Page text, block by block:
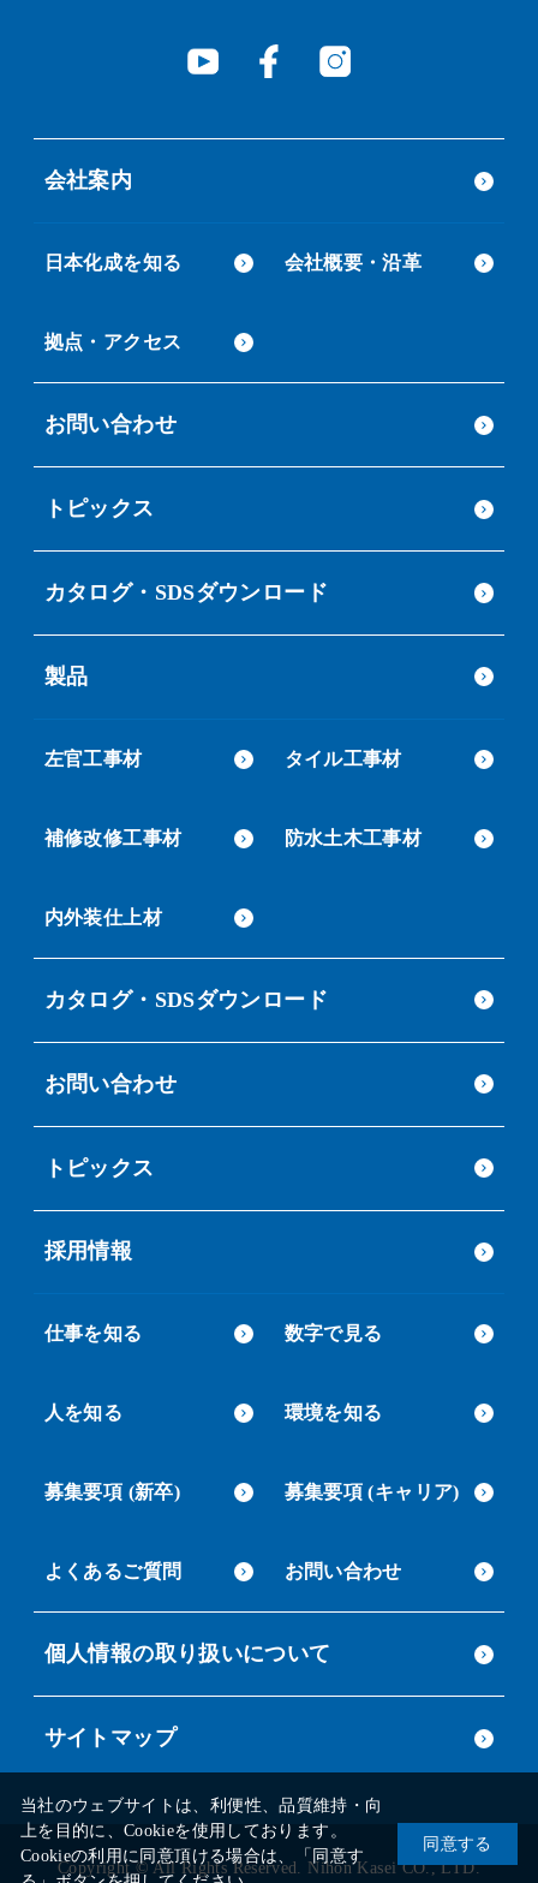
会社案内
日本化成を知る 会社概要・沿革
拠点・アクセス
お問い合わせ
トピックス
カタログ・SDSダウンロード
製品
左官工事材 タイル工事材
補修改修工事材 防水土木工事材
内外装仕上材
カタログ・SDSダウンロード
お問い合わせ
トピックス
採用情報
仕事を知る 数字で見る
人を知る 環境を知る
募集要項 (新卒) 募集要項 (キャリア)
よくあるご質問 お問い合わせ
個人情報の取り扱いについて
サイトマップ
Copyright © All Rights Reserved. Nihon Kasei CO., LTD.
当社のウェブサイトは、利便性、品質維持・向
上を目的に、Cookieを使用しております。
Cookieの利用に同意頂ける場合は、「同意す
同意する